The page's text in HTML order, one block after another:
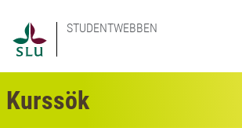
STUDENTWEBBEN
Kurssök